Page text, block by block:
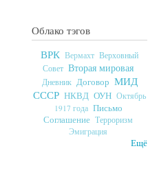
Облако тэгов
ВРК Вермахт Верховный
Совет Вторая мировая
Дневник Договор МИД
СССР НКВД ОУН Октябрь
1917 года Письмо
Соглашение Терроризм
Эмиграция
Ещё